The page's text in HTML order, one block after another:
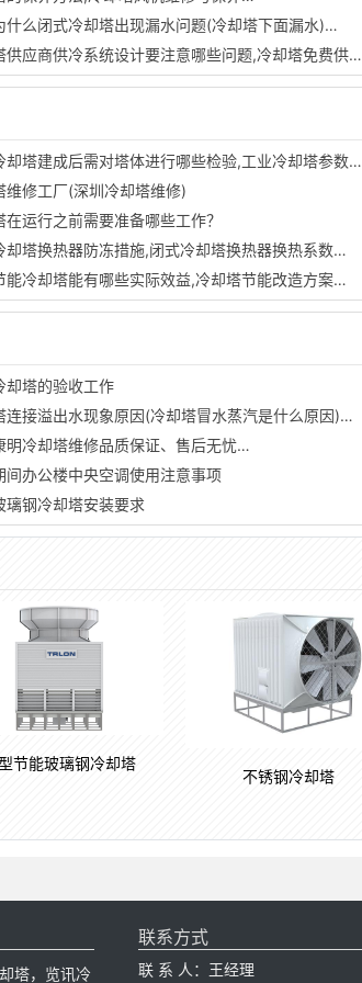
什么闭式冷却塔出现漏水问题(冷却塔下面漏水)…
供应商供冷系统设计要注意哪些问题,冷却塔免费供…
却塔建成后需对塔体进行哪些检验,工业冷却塔参数…
维修工厂(深圳冷却塔维修)
在运行之前需要准备哪些工作？
却塔换热器防冻措施,闭式冷却塔换热器换热系数…
能冷却塔能有哪些实际效益,冷却塔节能改造方案…
却塔的验收工作
连接溢出水现象原因(冷却塔冒水蒸汽是什么原因)…
明冷却塔维修品质保证、售后无忧…
间办公楼中央空调使用注意事项
璃钢冷却塔安装要求
节能玻璃钢冷却塔
不锈钢冷却塔
塔，览讯冷
联系方式
联 系 人：王经理